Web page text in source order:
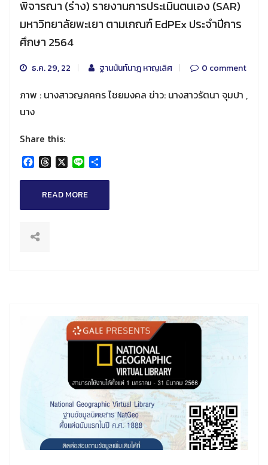
พิจารณา (ร่าง) รายงานการประเมินตนเอง (SAR)
มหาวิทยาลัยพะเยา ตามเกณฑ์ EdPEx ประจำปีการ
ศึกษา 2564
ธ.ค. 29, 22 ฐานนันท์นาฎ หาญเลิศ 0 comment
ภาพ : นางสาวญภคกร ไชยมงคล ข่าว: นางสาวรัตนา จุมปา ,
นาง
Share this:
Facebook
Threads
X Line
READ MORE